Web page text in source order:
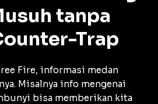
tanpa
Trap
Fire, informasi medan
Misalnya info mengenai
bisa memberikan kita